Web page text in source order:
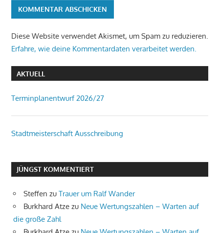
Diese Website verwendet Akismet, um Spam zu reduzieren.
Erfahre, wie deine Kommentardaten verarbeitet werden.
AKTUELL
Terminplanentwurf 2026/27
Stadtmeisterschaft Ausschreibung
JÜNGST KOMMENTIERT
Steffen zu Trauer um Ralf Wander
Burkhard Atze zu Neue Wertungszahlen – Warten auf
die große Zahl